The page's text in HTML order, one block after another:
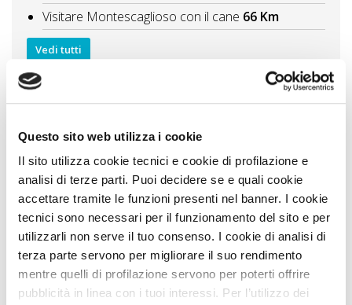
Questo sito web utilizza i cookie
Il sito utilizza cookie tecnici e cookie di profilazione e
analisi di terze parti. Puoi decidere se e quali cookie
accettare tramite le funzioni presenti nel banner. I cookie
tecnici sono necessari per il funzionamento del sito e per
utilizzarli non serve il tuo consenso. I cookie di analisi di
terza parte servono per migliorare il suo rendimento
mentre quelli di profilazione servono per poterti offrire
pubblicità in linea con i tuoi interessi. Per l’utilizzo dei
Visitare Montescaglioso con il cane 66 Km
Vedi tutti
Itinerari A DOG
Dal barese al brindisino le città da visitare con il
52 Km
Vedi tutti
Zampa Vacanza Consiglia